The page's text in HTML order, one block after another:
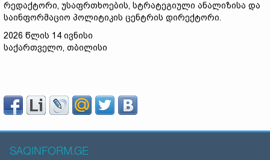
რედაქტორი, უსაფრთხოების, სტრატეგიული ანალიზისა და
საინფორმაციო პოლიტიკის ცენტრის დირექტორი.
2026 წლის 14 ივნისი
საქართველო, თბილისი
SAQINFORM.GE